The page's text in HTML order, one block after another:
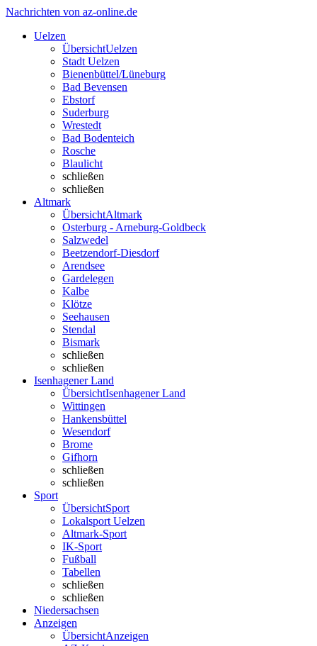
Nachrichten von az-online.de
Uelzen
ÜbersichtUelzen
Stadt Uelzen
Bienenbüttel/Lüneburg
Bad Bevensen
Ebstorf
Suderburg
Wrestedt
Bad Bodenteich
Rosche
Blaulicht
schließen
schließen
Altmark
ÜbersichtAltmark
Osterburg - Arneburg-Goldbeck
Salzwedel
Beetzendorf-Diesdorf
Arendsee
Gardelegen
Kalbe
Klötze
Seehausen
Stendal
Bismark
schließen
schließen
Isenhagener Land
ÜbersichtIsenhagener Land
Wittingen
Hankensbüttel
Wesendorf
Brome
Gifhorn
schließen
schließen
Sport
ÜbersichtSport
Lokalsport Uelzen
Altmark-Sport
IK-Sport
Fußball
Tabellen
schließen
schließen
Niedersachsen
Anzeigen
ÜbersichtAnzeigen